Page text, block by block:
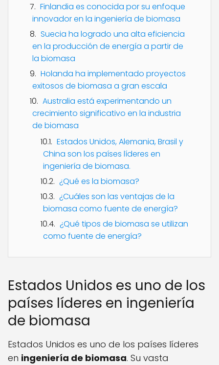
Finlandia es conocida por su enfoque
innovador en la ingeniería de biomasa
Suecia ha logrado una alta eficiencia
en la producción de energía a partir de
la biomasa
Holanda ha implementado proyectos
exitosos de biomasa a gran escala
Australia está experimentando un
crecimiento significativo en la industria
de biomasa
Estados Unidos, Alemania, Brasil y
China son los países líderes en
ingeniería de biomasa.
¿Qué es la biomasa?
¿Cuáles son las ventajas de la
biomasa como fuente de energía?
¿Qué tipos de biomasa se utilizan
como fuente de energía?
Estados Unidos es uno de los
países líderes en ingeniería
de biomasa
Estados Unidos es uno de los países líderes
en ingeniería de biomasa. Su vasta